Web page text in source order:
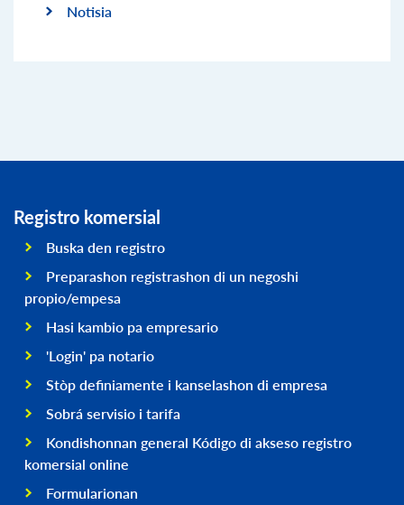
Notisia
Registro komersial
Buska den registro
Preparashon registrashon di un negoshi
propio/empesa
Hasi kambio pa empresario
'Login' pa notario
Stòp definiamente i kanselashon di empresa
Sobrá servisio i tarifa
Kondishonnan general Kódigo di akseso registro
komersial online
Formularionan